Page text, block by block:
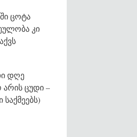
ცოტა
კი
დღე
ცუდი –
საქმეებს)